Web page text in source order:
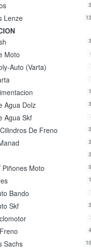
Lenze
Moto
Auto (varta)
Agua Dolz
Agua Skf
De Freno
Moto
Bando
Skf
Sachs